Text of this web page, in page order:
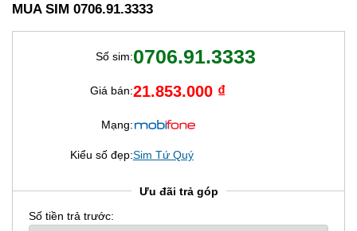
MUA SIM 0706.91.3333
Số sim:0706.91.3333
Giá bán:21.853.000 ₫
Mạng:
Kiểu số đẹp:Sim Tứ Quý
Ưu đãi trả góp
Số tiền trả trước: